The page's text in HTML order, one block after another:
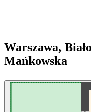
Warszawa,
Mańkowska